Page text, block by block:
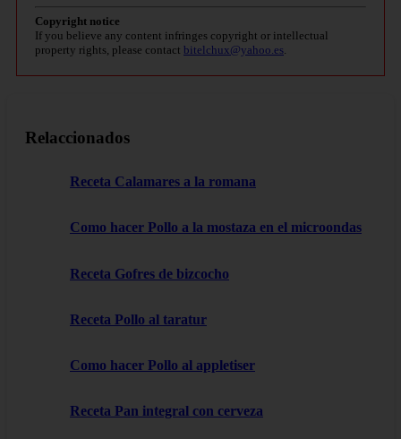
Copyright notice
If you believe any content infringes copyright or intellectual
property rights, please contact bitelchux@yahoo.es
Relaccionados
Receta Calamares a la romana
Como hacer Pollo a la mostaza en el microondas
Receta Gofres de bizcocho
Receta Pollo al taratur
Como hacer Pollo al appletiser
Receta Pan integral con cerveza